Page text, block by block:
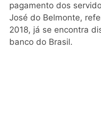
pagamento dos
José do Belmonte,
2018, já se encontra
banco do Brasil.